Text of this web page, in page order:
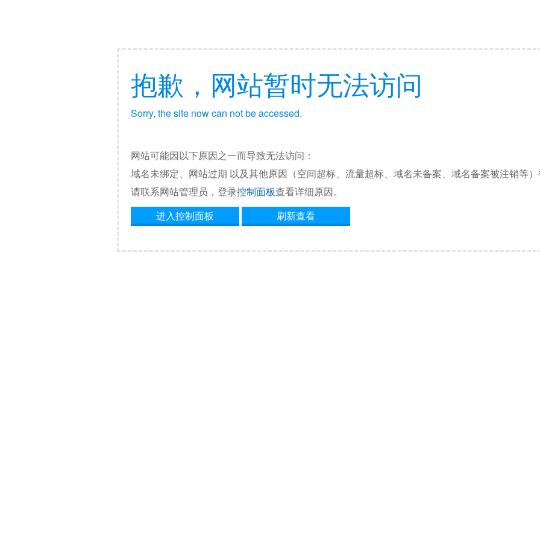
抱歉，网站暂时无法访问
Sorry, the site now can not be accessed.
网站可能因以下原因之一而导致无法访问：
域名未绑定、网站过期 以及其他原因（空间超标、流量超标、域名未备案、域名备案被注销等）
请联系网站管理员，登录控制面板查看详细原因。
进入控制面板
刷新查看